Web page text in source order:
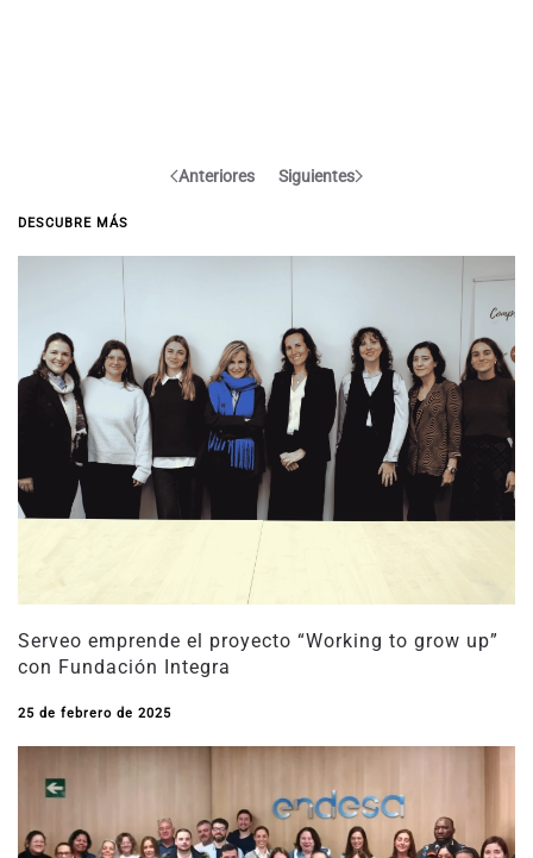
Anteriores Siguientes
DESCUBRE MÁS
Serveo emprende el proyecto “Working to grow up”
con Fundación Integra
25 de febrero de 2025